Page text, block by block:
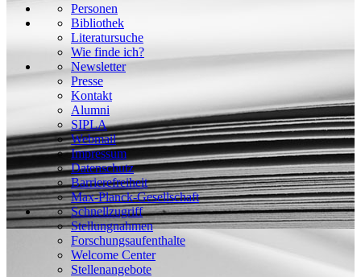
Personen
Bibliothek
Literatursuche
Wie finde ich?
Newsletter
Presse
Kontakt
Alumni
SIPLA
Webmail
Impressum
Datenschutz
Barrierefreiheit
Max-Planck-Gesellschaft
Schnellzugriff
Stellungnahmen
Forschungsaufenthalte
Welcome Center
Stellenangebote